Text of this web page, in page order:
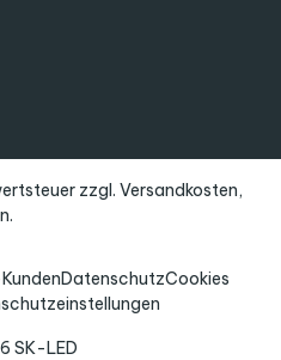
zzgl. Versandkosten,
SK-LED
DatenschutzCookies